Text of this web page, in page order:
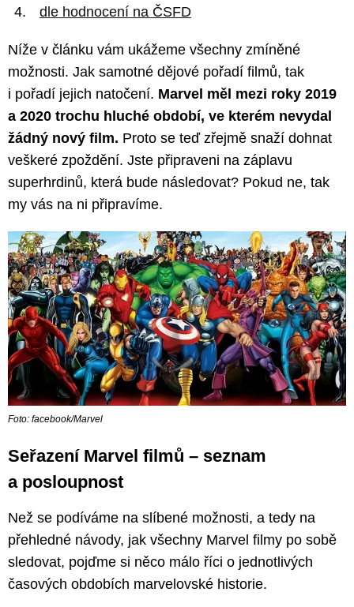
dle hodnocení na ČSFD
Níže v článku vám ukážeme všechny zmíněné
možnosti. Jak samotné dějové pořadí filmů, tak
i pořadí jejich natočení. Marvel měl mezi roky 2019
a 2020 trochu hluché období, ve kterém nevydal
žádný nový film. Proto se teď zřejmě snaží dohnat
veškeré zpoždění. Jste připraveni na záplavu
superhrdinů, která bude následovat? Pokud ne, tak
my vás na ni připravíme.
Foto: facebook/Marvel
Seřazení Marvel filmů – seznam
a posloupnost
Než se podíváme na slíbené možnosti, a tedy na
přehledné návody, jak všechny Marvel filmy po sobě
sledovat, pojďme si něco málo říci o jednotlivých
časových obdobích marvelovské historie.